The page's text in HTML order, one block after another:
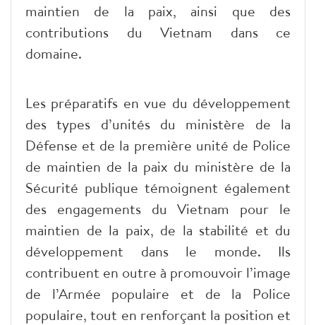
maintien de la paix, ainsi que des
contributions du Vietnam dans ce
domaine.
Les préparatifs en vue du développement
des types d’unités du ministère de la
Défense et de la première unité de Police
de maintien de la paix du ministère de la
Sécurité publique témoignent également
des engagements du Vietnam pour le
maintien de la paix, de la stabilité et du
développement dans le monde. Ils
contribuent en outre à promouvoir l’image
de l’Armée populaire et de la Police
populaire, tout en renforçant la position et